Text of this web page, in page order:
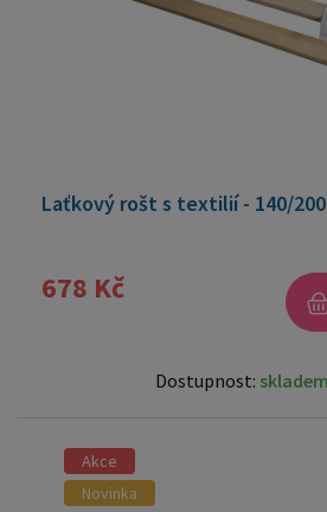
Laťkový rošt s textilií - 140/
678 Kč
Dostupnost: skladem
Akce
Novinka